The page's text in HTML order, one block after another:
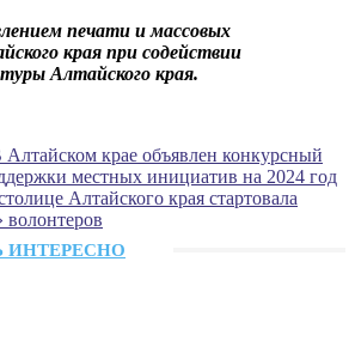
печати и массовых
края при содействии
Алтайского края.
Алтайском крае объявлен конкурсный
местных инициатив на 2024 год
Алтайского края стартовала
ИНТЕРЕСНО